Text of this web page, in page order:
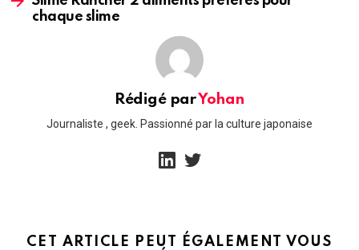
chaque slime
Rédigé parYohan
Journaliste , geek. Passionné par la culture japonaise
linkedin
CET ARTICLE PEUT ÉGALEMENT VOUS